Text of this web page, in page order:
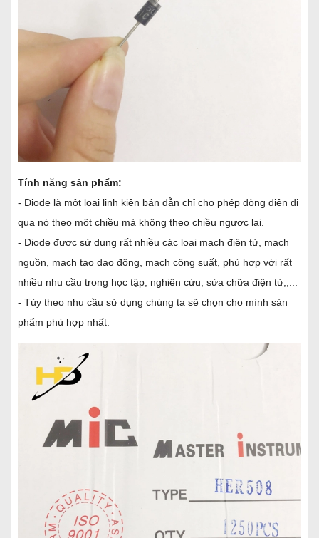
Tính năng sản phẩm:
- Diode là một loại linh kiện bán dẫn chỉ cho phép dòng điện đi
qua nó theo một chiều mà không theo chiều ngược lại.
- Diode được sử dụng rất nhiều các loại mạch điện tử, mạch
nguồn, mạch tạo dao động, mạch công suất, phù hợp với rất
nhiều nhu cầu trong học tập, nghiên cứu, sửa chữa điện tử,,...
- Tùy theo nhu cầu sử dụng chúng ta sẽ chọn cho mình sản
phẩm phù hợp nhất.